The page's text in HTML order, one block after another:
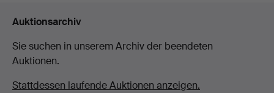
Auktionsarchiv
Sie suchen in unserem Archiv der beendeten
Auktionen.
Stattdessen laufende Auktionen anzeigen.